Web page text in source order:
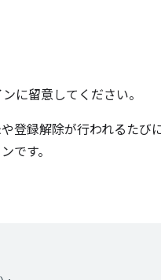
に留意してください。
登録解除が行われるたび
です。